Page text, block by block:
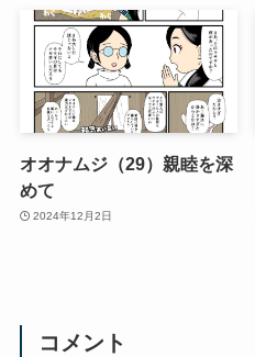
オオナムジ（29）親睦を深
めて
2024年12月2日
コメント